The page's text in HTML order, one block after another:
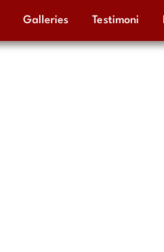
Galleries Testimoni